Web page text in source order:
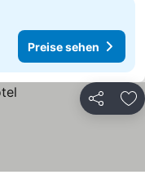
Preise sehen
Teilen